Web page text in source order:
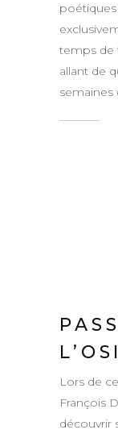
poétiques
temps de
allant de
semaines
Lors de
François
découvrir